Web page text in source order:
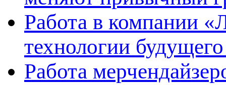
Работа в компании
технологии
Работа